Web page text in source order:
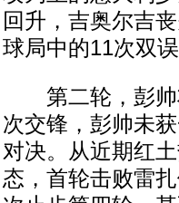
回升，吉奥尔吉
球局中的11次双
第二轮，彭帅
次交锋，彭帅未
对决。从近期红
态，首轮击败雷